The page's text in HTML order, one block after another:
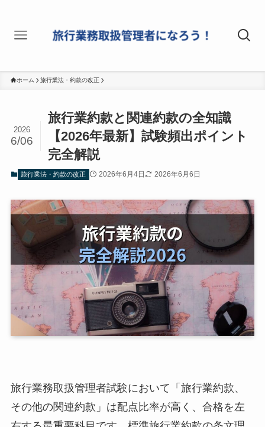
ホーム 旅行業法・約款の改正
旅行業約款と関連約款の全知識
【2026年最新】試験頻出ポイント
完全解説
2026
6/06
旅行業法・約款の改正 2026年6月4日 2026年6月6日
旅行業務取扱管理者試験において「旅行業約款、
その他の関連約款」は配点比率が高く、合格を左